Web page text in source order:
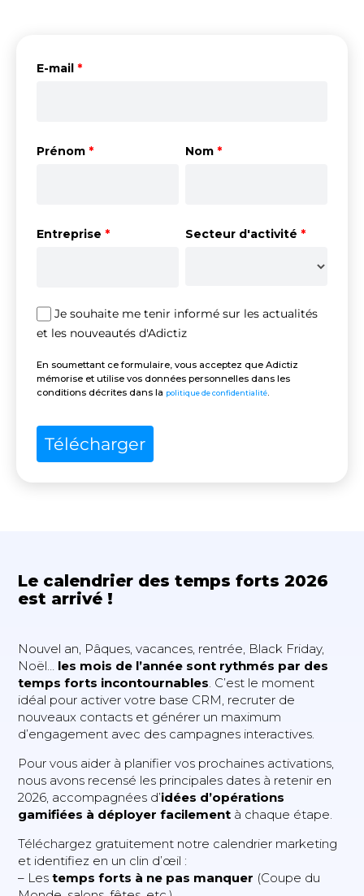
E-mail *
Prénom * Nom*
Entreprise * Secteur d'activité *
Je souhaite me tenir informé sur les actualités
et les nouveautés d'Adictiz
En soumettant ce formulaire, vous acceptez que Adictiz
mémorise et utilise vos données personnelles dans les
conditions décrites dans la politique de confidentialité.
Télécharger
Le calendrier des temps forts 2026
est arrivé !
Nouvel an, Pâques, vacances, rentrée, Black Friday,
Noël… les mois de l’année sont rythmés par des
temps forts incontournables. C’est le moment
idéal pour activer votre base CRM, recruter de
nouveaux contacts et générer un maximum
d’engagement avec des campagnes interactives.
Pour vous aider à planifier vos prochaines activations,
nous avons recensé les principales dates à retenir en
2026, accompagnées d’idées d’opérations
gamifiées à déployer facilement à chaque étape.
Téléchargez gratuitement notre calendrier marketing
et identifiez en un clin d’œil :
– Lestemps forts à ne pas manquer (Coupe du